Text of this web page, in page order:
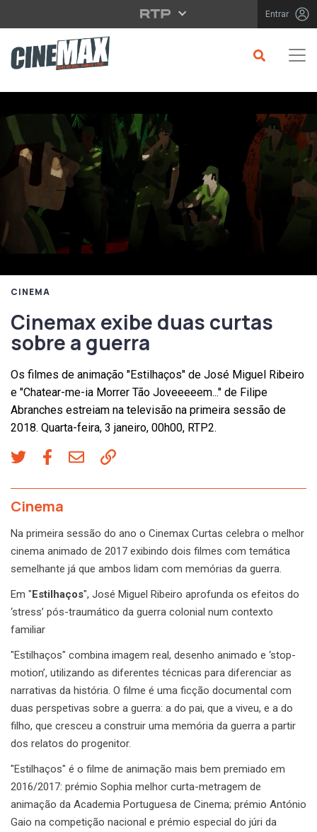
Saltar para o conteúdo principal Entrar
CINEMA
Cinemax exibe duas curtas
sobre a guerra
Os filmes de animação "Estilhaços" de José Miguel Ribeiro
e "Chatear-me-ia Morrer Tão Joveeeeem..." de Filipe
Abranches estreiam na televisão na primeira sessão de
2018. Quarta-feira, 3 janeiro, 00h00, RTP2.
Cinema
Na primeira sessão do ano o Cinemax Curtas celebra o melhor
cinema animado de 2017 exibindo dois filmes com temática
semelhante já que ambos lidam com memórias da guerra.
Em "Estilhaços", José Miguel Ribeiro aprofunda os efeitos do
‘stress’ pós-traumático da guerra colonial num contexto
familiar
"Estilhaços" combina imagem real, desenho animado e ‘stop-
motion’, utilizando as diferentes técnicas para diferenciar as
narrativas da história. O filme é uma ficção documental com
duas perspetivas sobre a guerra: a do pai, que a viveu, e a do
filho, que cresceu a construir uma memória da guerra a partir
dos relatos do progenitor.
"Estilhaços" é o filme de animação mais bem premiado em
2016/2017: prémio Sophia melhor curta-metragem de
animação da Academia Portuguesa de Cinema; prémio António
Gaio na competição nacional e prémio especial do júri da